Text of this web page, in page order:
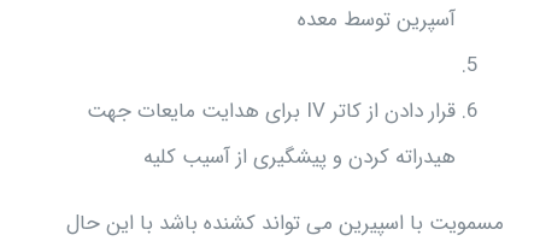
آسپرین توسط معده
قرار دادن از کاتر IV برای هدایت مایعات جهت
هیدراته کردن و پیشگیری از آسیب کلیه
مسمویت با اسپیرین می تواند کشنده باشد با این حال